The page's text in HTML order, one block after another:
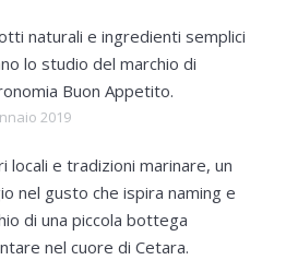
naturali e ingredienti semplici
lo studio del marchio di
Buon Appetito.
2019
locali e tradizioni marinare, un
nel gusto che ispira naming e
di una piccola bottega
nel cuore di Cetara.